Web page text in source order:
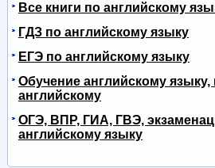
Все книги по английскому
ГДЗ по английскому языку
ЕГЭ по английскому языку
Обучение английскому языку,
английскому
ОГЭ, ВПР, ГИА, ГВЭ,
английскому языку